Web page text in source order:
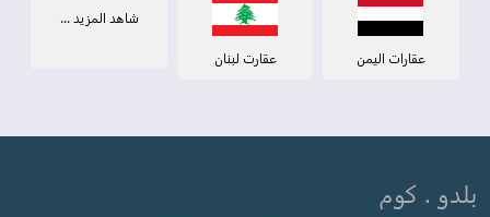
عقارات اليمن عقارت لبنان
شاهد المزيد ...
بلدو . كوم